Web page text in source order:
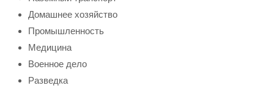
Домашнее хозяйство
Промышленность
Медицина
Военное дело
Разведка